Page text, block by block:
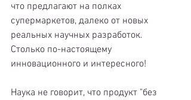
что предлагают на полках
супермаркетов, далеко от новых
реальных научных разработок.
Столько по-настоящему
инновационного и интересного!
Наука не говорит, что продукт "без